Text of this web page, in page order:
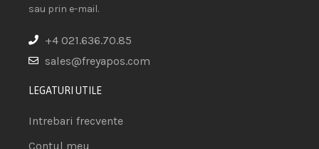
sau prin e-mail.
+4 021.636.70.85
sales@freyapos.com
LEGATURI UTILE
Intrebari frecvente
Contul meu